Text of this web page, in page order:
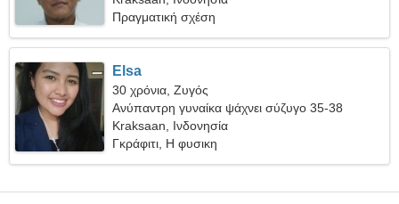
Πραγματική σχέση
Elsa
30 χρόνια, Ζυγός
Ανύπαντρη γυναίκα ψάχνει σύζυγο 35-38
Kraksaan, Ινδονησία
Γκράφιτι, Η φυσικη